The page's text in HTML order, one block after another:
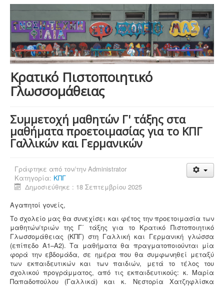
Κρατικό Πιστοποιητικό
Γλωσσομάθειας
Συμμετοχή μαθητών Γ' τάξης στα
μαθήματα προετοιμασίας για το ΚΠΓ
Γαλλικών και Γερμανικών
Γράφτηκε από τον/την Administrator
Κατηγορία: ΚΠΓ
Δημοσιεύθηκε : 18 Σεπτεμβρίου 2025
Αγαπητοί γονείς,
Το σχολείο μας θα συνεχίσει και φέτος την προετοιμασία των
μαθητών/τριών της Γ΄ τάξης για το Κρατικό Πιστοποιητικό
Γλωσσομάθειας (ΚΠΓ) στη Γαλλική και Γερμανική γλώσσα
(επίπεδο Α1–Α2). Τα μαθήματα θα πραγματοποιούνται μία
φορά την εβδομάδα, σε ημέρα που θα συμφωνηθεί μεταξύ
των εκπαιδευτικών και των παιδιών, μετά το τέλος του
σχολικού προγράμματος, από τις εκπαιδευτικούς: κ. Μαρία
Παπαδοπούλου (Γαλλικά) και κ. Νεστορία Χατζηφλίσκα